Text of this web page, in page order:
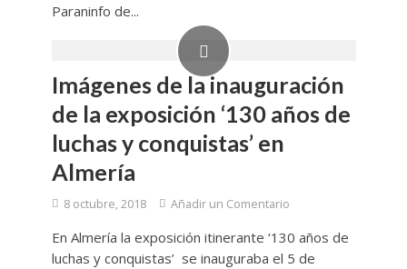
Paraninfo de...
Imágenes de la inauguración
de la exposición ‘130 años de
luchas y conquistas’ en
Almería
8 octubre, 2018 Añadir un Comentario
En Almería la exposición itinerante ‘130 años de
luchas y conquistas’ se inauguraba el 5 de